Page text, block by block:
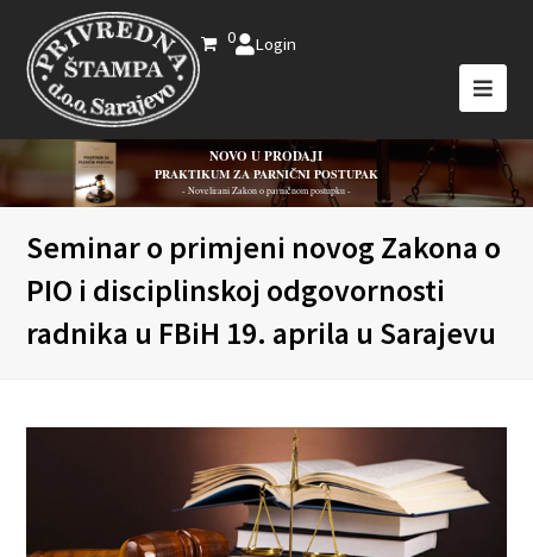
0 Login
NOVO U PRODAJI
PRAKTIKUM ZA PARNIČNI POSTUPAK
- Novelirani Zakon o parničnom postupku -
Seminar o primjeni novog Zakona o
PIO i disciplinskoj odgovornosti
radnika u FBiH 19. aprila u Sarajevu